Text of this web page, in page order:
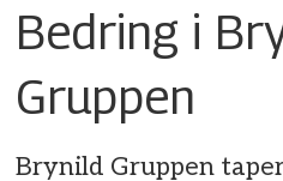
Bedring i
Gruppen
Brynild Gruppen